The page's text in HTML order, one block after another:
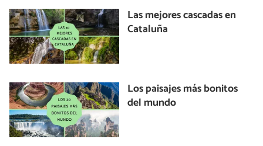
Las mejores cascadas en
Cataluña
Los paisajes más bonitos
del mundo